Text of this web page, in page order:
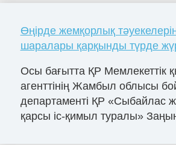
Өңірде жемқорлық
шаралары қарқынды түрде
Осы бағытта ҚР Мемлекеттік
агенттінің Жамбыл облысы
департаменті ҚР «Сыбайлас
қарсы іс-қимыл туралы»